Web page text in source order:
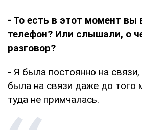
- То есть в этот момент
телефон? Или слышали, о
разговор?
- Я была постоянно на связи,
была на связи даже до того
туда не примчалась.